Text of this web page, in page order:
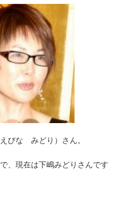
えびな みどり）さん。
、現在は下嶋みどりさんです